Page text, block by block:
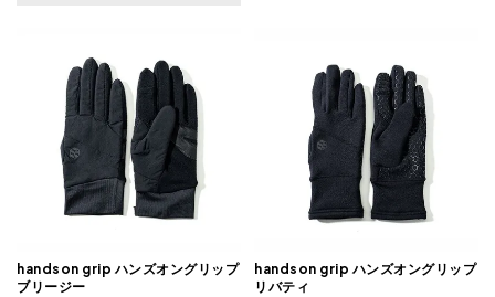
handson grip ハンズオングリップ
ブリージー
handson grip ハンズオングリップ
リバティ